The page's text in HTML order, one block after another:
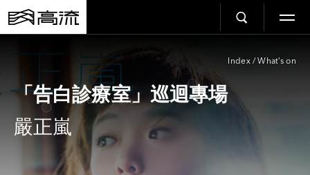
Index / What’s on
「告白診療室」巡迴專場
嚴正嵐